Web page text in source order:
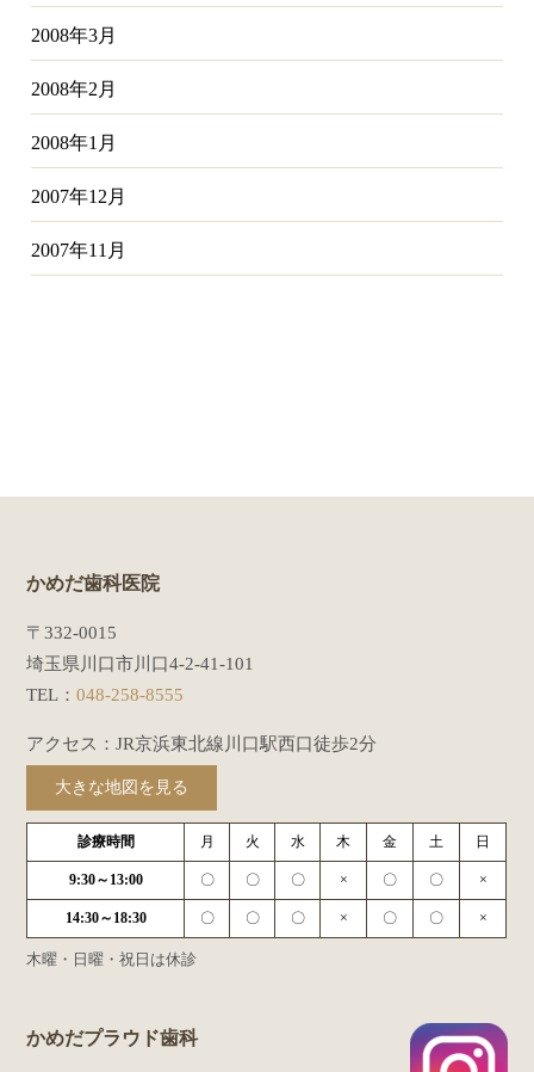
2008年3月
2008年2月
2008年1月
2007年12月
2007年11月
かめだ歯科医院
〒332-0015
埼玉県川口市川口4-2-41-101
TEL：048-258-8555
アクセス：JR京浜東北線川口駅西口徒歩2分
大きな地図を見る
診療時間 月 火 水 木 金 土 日
9:30～13:00 〇 〇 〇 × 〇 〇 ×
14:30～18:30 〇 〇 〇 × 〇 〇 ×
木曜・日曜・祝日は休診
かめだプラウド歯科